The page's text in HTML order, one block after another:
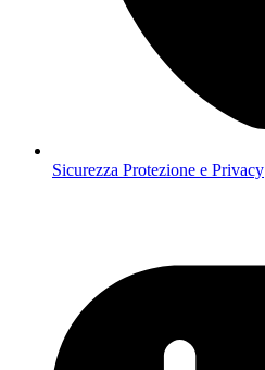
Sicurezza Protezione e Privacy